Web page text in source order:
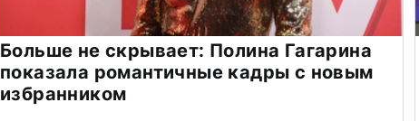
Больше не скрывает: Полина Гагарина
показала романтичные кадры с новым
избранником